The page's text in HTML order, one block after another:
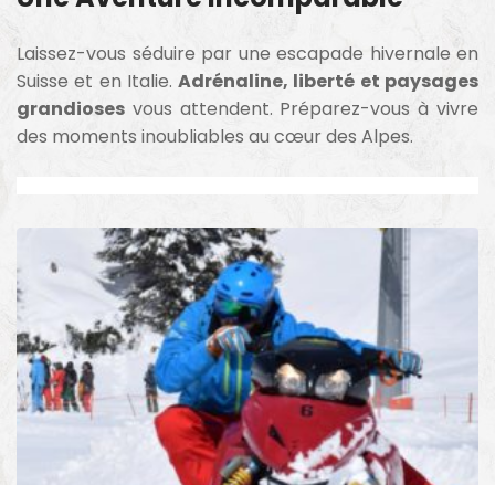
Laissez-vous séduire par une escapade hivernale en
Suisse et en Italie.Adrénaline, liberté et paysages
grandioses vous attendent. Préparez-vous à vivre
des moments inoubliables au cœur des Alpes.